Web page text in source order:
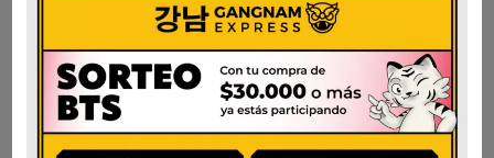
PORORO FRUTAS
TROPICALES
PORORO MILK
$2.750